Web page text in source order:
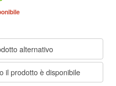
alternativo
il prodotto è disponibile